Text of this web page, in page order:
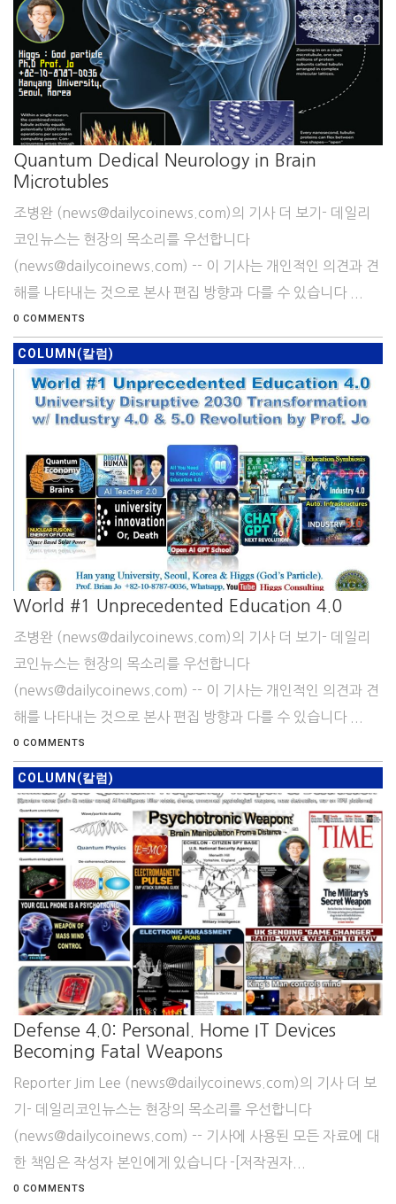
Quantum Dedical Neurology in Brain
Microtubles
조병완 (news@dailycoinews.com)의 기사 더 보기- 데일리
코인뉴스는 현장의 목소리를 우선합니다
(news@dailycoinews.com) -- 이 기사는 개인적인 의견과 견
해를 나타내는 것으로 본사 편집 방향과 다를 수 있습니다 ...
0 COMMENTS
COLUMN(칼럼)
World #1 Unprecedented Education 4.0
조병완 (news@dailycoinews.com)의 기사 더 보기- 데일리
코인뉴스는 현장의 목소리를 우선합니다
(news@dailycoinews.com) -- 이 기사는 개인적인 의견과 견
해를 나타내는 것으로 본사 편집 방향과 다를 수 있습니다 ...
0 COMMENTS
COLUMN(칼럼)
Defense 4.0: Personal. Home IT Devices
Becoming Fatal Weapons
Reporter Jim Lee (news@dailycoinews.com)의 기사 더 보
기- 데일리코인뉴스는 현장의 목소리를 우선합니다
(news@dailycoinews.com) -- 기사에 사용된 모든 자료에 대
한 책임은 작성자 본인에게 있습니다 -[저작권자...
0 COMMENTS